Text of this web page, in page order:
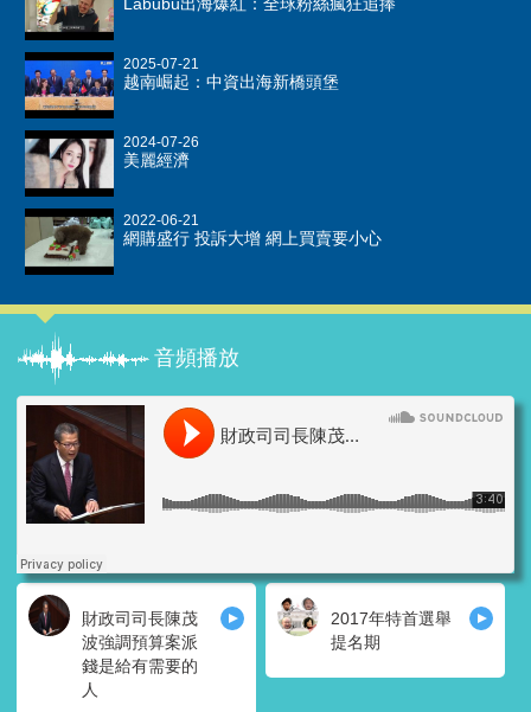
2025-07-21
越南崛起：中資出海新橋頭堡
2024-07-26
美麗經濟
2022-06-21
網購盛行 投訴大增 網上買賣要小心
音頻播放
財政司司長陳茂
波強調預算案派
錢是給有需要的
人
2017年特首選舉
提名期